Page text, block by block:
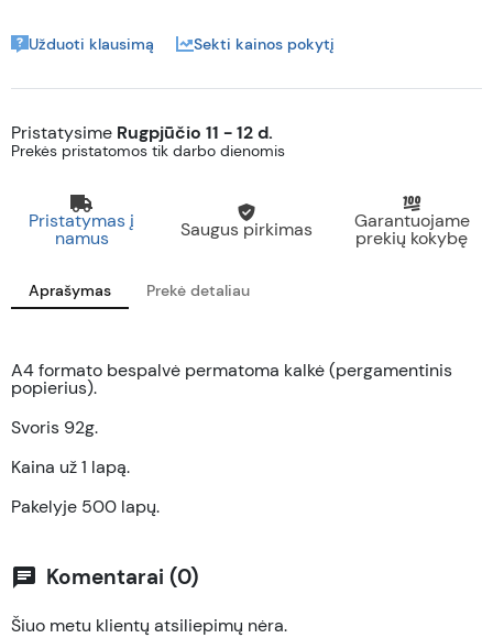
Užduoti klausimą Sekti kainos pokytį
Pristatysime Rugpjūčio 11 - 12 d.
Prekės pristatomos tik darbo dienomis
Pristatymas į
namus Saugus pirkimas Garantuojame
prekių kokybę
Aprašymas Prekė detaliau
A4 formato bespalvė permatoma kalkė (pergamentinis
popierius).
Svoris 92g.
Kaina už 1 lapą.
Pakelyje 500 lapų.
chat Komentarai (0)
Šiuo metu klientų atsiliepimų nėra.